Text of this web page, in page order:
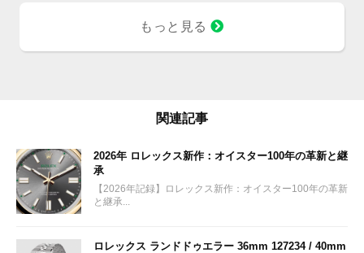
10000株→6330万円
もっと見る
関連記事
2026年 ロレックス新作：オイスター100年の革新と継
承
【2026年記録】ロレックス新作：オイスター100年の革新
と継承...
ロレックス ランドドゥエラー 36mm 127234 / 40mm